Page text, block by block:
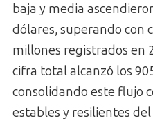
baja y media
dólares, superando con
millones registrados en
cifra total alcanzó los
consolidando este flujo
estables y resilientes